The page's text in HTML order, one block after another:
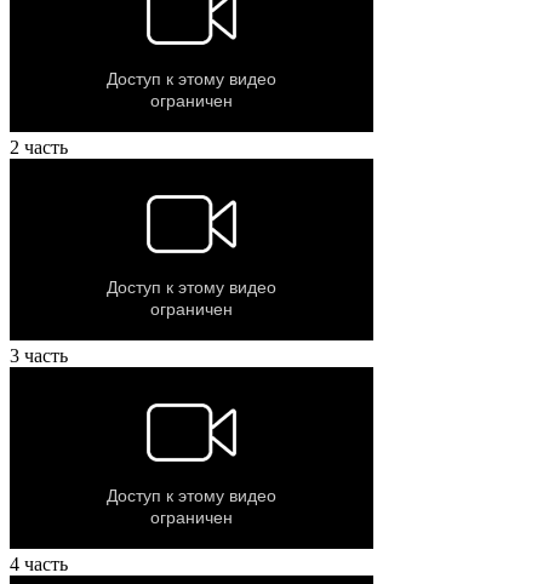
2 часть
3 часть
4 часть